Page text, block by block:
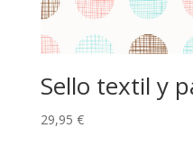
Sello textil y
29,95 €